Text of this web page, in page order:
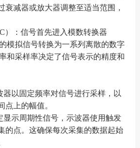
衰减器或放大器调整至适当范围，
）：信号首先进入模数转换器
模拟信号转换为一系列离散的数字
和采样率决定了信号表示的精度和
器以固定频率对信号进行采样，以
点上的幅值。
显示周期性信号，示波器使用触发
的点。这确保每次采集的数据起始